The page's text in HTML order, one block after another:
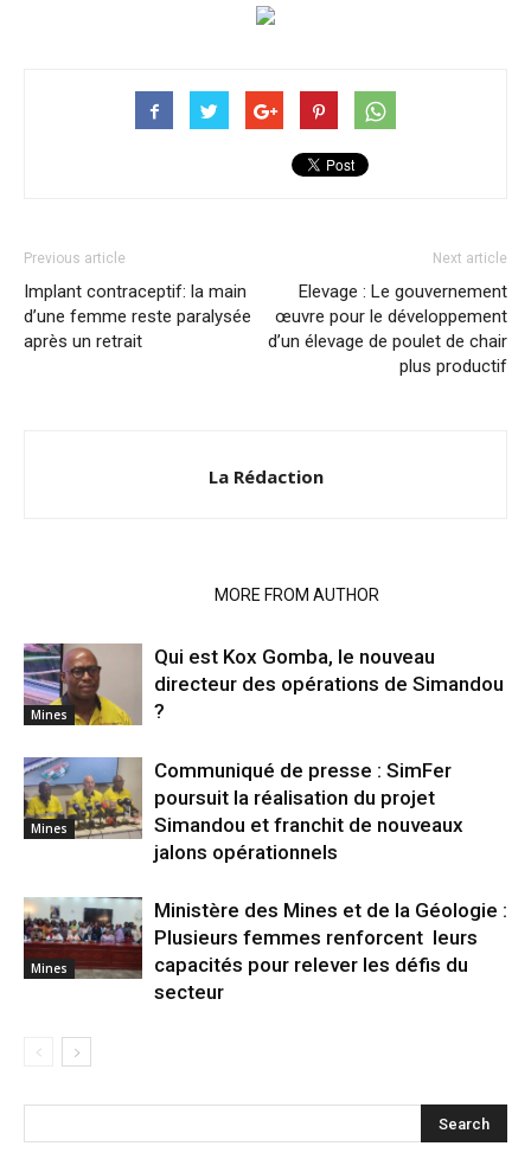
Previous article
Implant contraceptif: la main
d’une femme reste paralysée
après un retrait
Next article
Elevage : Le gouvernement
œuvre pour le développement
d’un élevage de poulet de chair
plus productif
La Rédaction
MORE FROM AUTHOR
Mines
Qui est Kox Gomba, le nouveau
directeur des opérations de Simandou
?
Mines
Communiqué de presse : SimFer
poursuit la réalisation du projet
Simandou et franchit de nouveaux
jalons opérationnels
Mines
Ministère des Mines et de la Géologie :
Plusieurs femmes renforcent leurs
capacités pour relever les défis du
secteur